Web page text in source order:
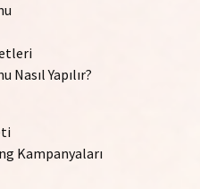
Nasıl Yapılır?
Kampanyaları